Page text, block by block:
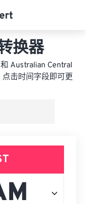
换器
Australian Central
点击时间字段即可更